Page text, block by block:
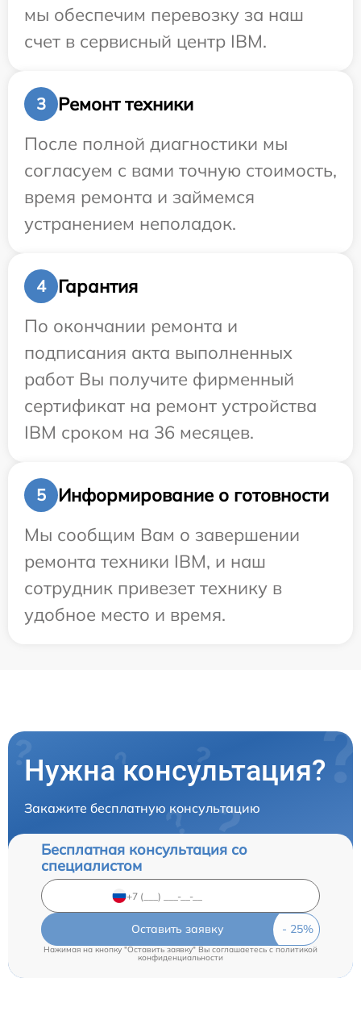
мы обеспечим перевозку за наш
счет в сервисный центр IBM.
3
Ремонт техники
После полной диагностики мы
согласуем с вами точную стоимость,
время ремонта и займемся
устранением неполадок.
4
Гарантия
По окончании ремонта и
подписания акта выполненных
работ Вы получите фирменный
сертификат на ремонт устройства
IBM сроком на 36 месяцев.
5
Информирование о готовности
Мы сообщим Вам о завершении
ремонта техники IBM, и наш
сотрудник привезет технику в
удобное место и время.
Нужна консультация?
Закажите бесплатную консультацию
Бесплатная консультация со
специалистом
Оставить заявку
Нажимая на кнопку "Оставить заявку" Вы соглашаетесь c политикой
конфиденциальности